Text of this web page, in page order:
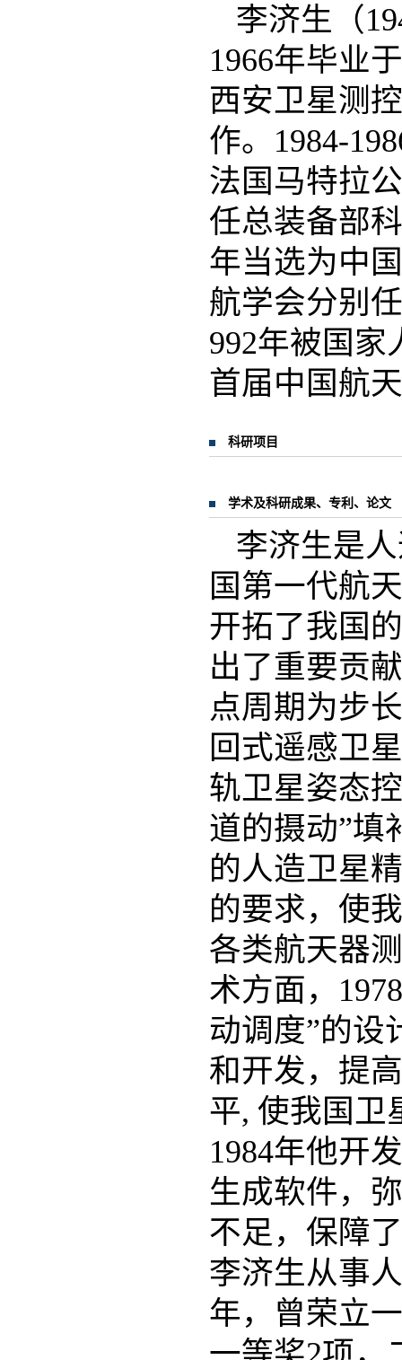
李济生（
1966年毕业
西安卫星测
作。1984-
法国马特拉
任总装备部
年当选为中
航学会分别
992年被国家
首届中国航
科研项目
学术及科研成果、专利、论文
李济生是
国第一代航
开拓了我国
出了重要贡
点周期为步
回式遥感卫
轨卫星姿态
道的摄动”填
的人造卫星
的要求，使
各类航天器
术方面，
动调度”的设
和开发，提
平, 使我国卫
1984年他开
生成软件，
不足，保障
李济生从事
年，曾荣立